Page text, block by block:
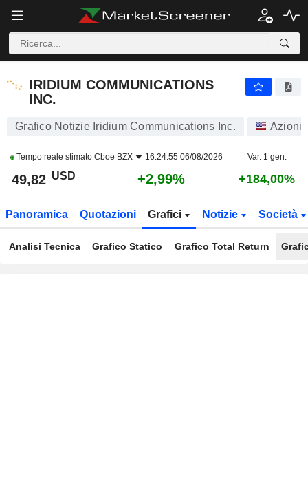
IRIDIUM COMMUNICATIONS
INC.
Grafico Notizie Iridium Communications Inc. Azioni
Tempo reale stimato Cboe BZX 16:24:55 06/08/2026 Var. 1 gen.
49,82 USD +2,99% +184,00%
Panoramica Quotazioni Grafici Notizie Società
Analisi Tecnica Grafico Statico Grafico Total Return